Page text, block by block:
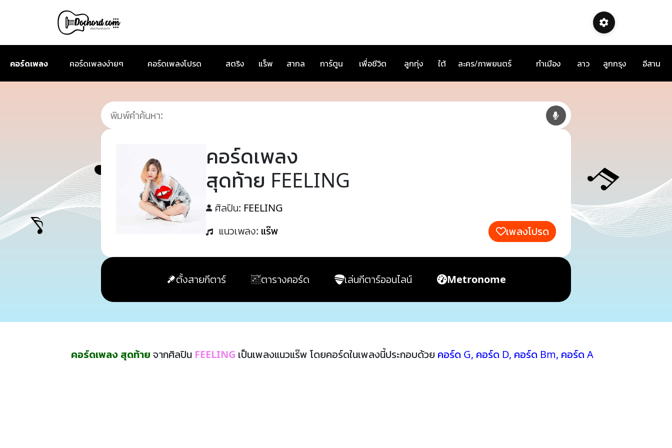
คอร์ดเพลง คอร์ดเพลงง่ายๆ คอร์ดเพลงโปรด สตริง แร็พ สากล การ์ตูน เพื่อชีวิต ลูกทุ่ง ใต้ ละคร/ภาพยนตร์ กำเมือง ลาว ลูกกรุง อีสาน
คอร์ดเพลง
สุดท้าย FEELING
ศิลปิน: FEELING
แนวเพลง: แร๊พ เพลงโปรด
ตั้งสายกีตาร์ ตารางคอร์ด เล่นกีตาร์ออนไลน์ Metronome
คอร์ดเพลง สุดท้าย จากศิลปิน FEELING เป็นเพลงแนวแร๊พ โดยคอร์ดในเพลงนี้ประกอบด้วย คอร์ด G, คอร์ด D, คอร์ด Bm, คอร์ด A